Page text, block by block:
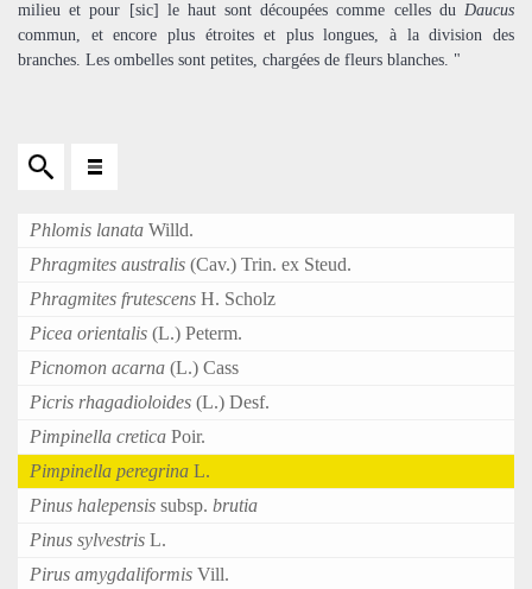
milieu et pour [sic] le haut sont découpées comme celles du Daucus
commun, et encore plus étroites et plus longues, à la division des
branches. Les ombelles sont petites, chargées de fleurs blanches. "
Phlomis lanata Willd.
Phragmites australis (Cav.) Trin. ex Steud.
Phragmites frutescens H. Scholz
Picea orientalis (L.) Peterm.
Picnomon acarna (L.) Cass
Picris rhagadioloides (L.) Desf.
Pimpinella cretica Poir.
Pimpinella peregrina L.
Pinus halepensis subsp. brutia
Pinus sylvestris L.
Pirus amygdaliformis Vill.